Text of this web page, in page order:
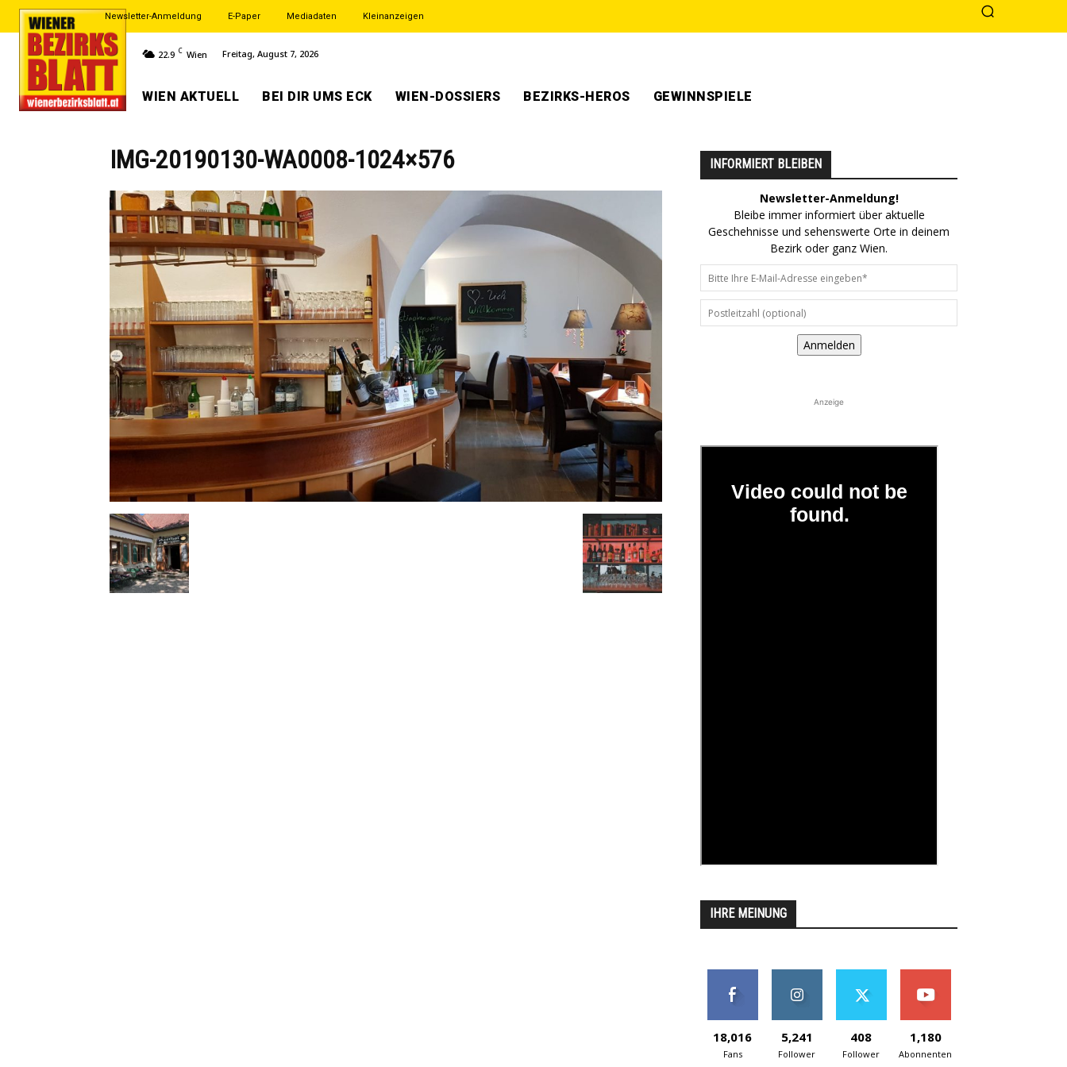
Newsletter-Anmeldung E-Paper Mediadaten Kleinanzeigen
22.9 C Wien Freitag, August 7, 2026
WIEN AKTUELL BEI DIR UMS ECK WIEN-DOSSIERS BEZIRKS-HEROS GEWINNSPIELE
IMG-20190130-WA0008-1024×576 INFORMIERT BLEIBEN
Newsletter-Anmeldung!
Bleibe immer informiert über aktuelle
Geschehnisse und sehenswerte Orte in deinem
Bezirk oder ganz Wien.
Anmelden
Anzeige
IHRE MEINUNG
18,016
Fans
5,241
Follower
408
Follower
1,180
Abonnenten